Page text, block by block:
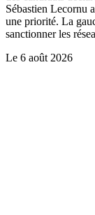
Sébastien Lecornu
une priorité. La
sanctionner les
Le 6 août 2026